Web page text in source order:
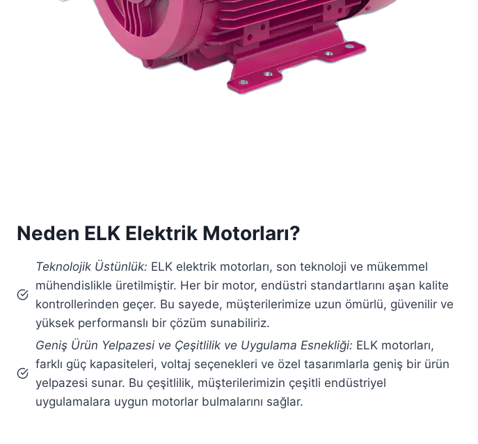
Neden ELK Elektrik Motorları?
Teknolojik Üstünlük: ELK elektrik motorları, son teknoloji ve mükemmel
mühendislikle üretilmiştir. Her bir motor, endüstri standartlarını aşan kalite
kontrollerinden geçer. Bu sayede, müşterilerimize uzun ömürlü, güvenilir ve
yüksek performanslı bir çözüm sunabiliriz.
Geniş Ürün Yelpazesi ve Çeşitlilik ve Uygulama Esnekliği: ELK motorları,
farklı güç kapasiteleri, voltaj seçenekleri ve özel tasarımlarla geniş bir ürün
yelpazesi sunar. Bu çeşitlilik, müşterilerimizin çeşitli endüstriyel
uygulamalara uygun motorlar bulmalarını sağlar.